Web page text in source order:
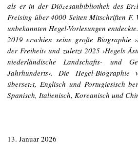
als er in der Diözesanbibliothek des
Freising über 4000 Seiten Mitschriften F.
unbekannten Hegel-Vorlesungen entdeckte.
2019 erschien seine große Biographie
der Freiheit‹ und zuletzt 2025 ›Hegels
niederländische Landschafts- und
Jahrhunderts‹. Die Hegel-
übersetzt, Englisch und Portugiesisch
Spanisch, Italienisch, Koreanisch und
13. Januar 2026